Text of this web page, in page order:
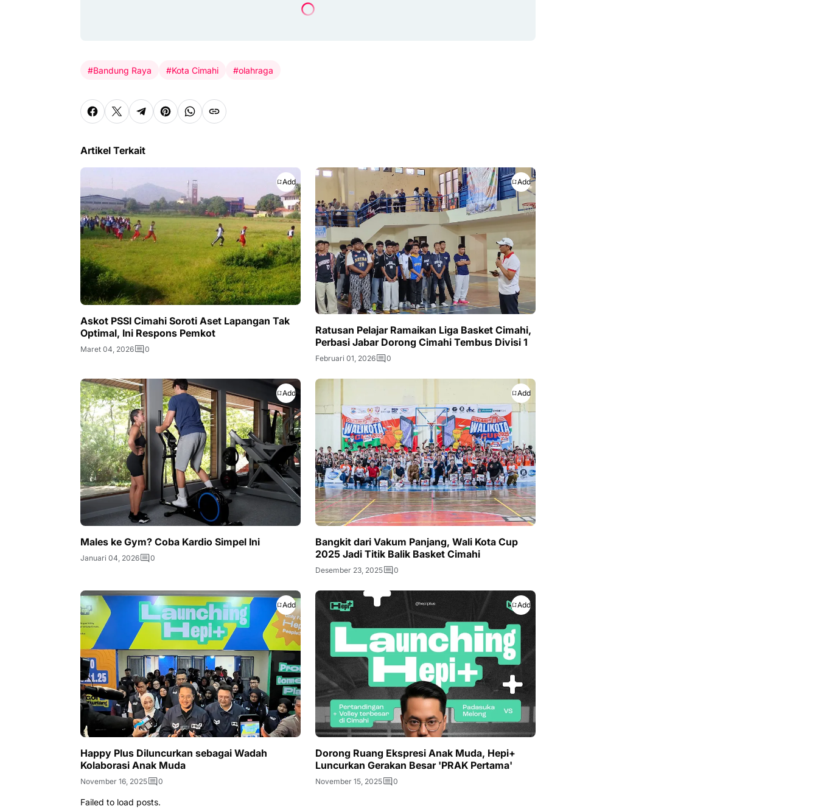
#Bandung Raya #Kota Cimahi #olahraga
Artikel Terkait
Add
Askot PSSI Cimahi Soroti Aset Lapangan Tak
Optimal, Ini Respons Pemkot
Maret 04, 2026 0
Add
Ratusan Pelajar Ramaikan Liga Basket Cimahi,
Perbasi Jabar Dorong Cimahi Tembus Divisi 1
Februari 01, 2026 0
Add
Males ke Gym? Coba Kardio Simpel Ini
Januari 04, 2026 0
Add
Bangkit dari Vakum Panjang, Wali Kota Cup
2025 Jadi Titik Balik Basket Cimahi
Desember 23, 2025 0
Add
Happy Plus Diluncurkan sebagai Wadah
Kolaborasi Anak Muda
November 16, 2025 0
Add
Dorong Ruang Ekspresi Anak Muda, Hepi+
Luncurkan Gerakan Besar 'PRAK Pertama'
November 15, 2025 0
Failed to load posts.